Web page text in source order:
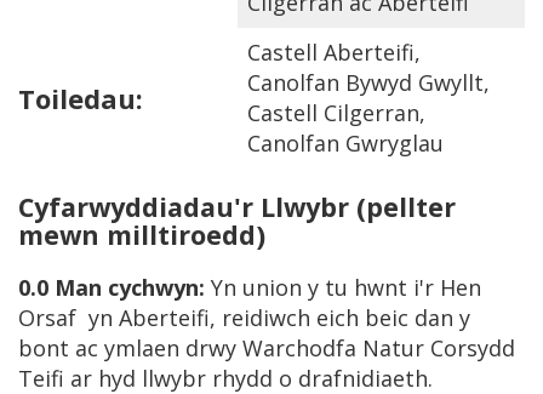
Toiledau:
Castell Aberteifi,
Canolfan Bywyd Gwyllt,
Castell Cilgerran,
Canolfan Gwryglau
Cyfarwyddiadau'r Llwybr (pellter
mewn milltiroedd)
0.0 Man cychwyn: Yn union y tu hwnt i'r Hen
Orsaf yn Aberteifi, reidiwch eich beic dan y
bont ac ymlaen drwy Warchodfa Natur Corsydd
Teifi ar hyd llwybr rhydd o drafnidiaeth.